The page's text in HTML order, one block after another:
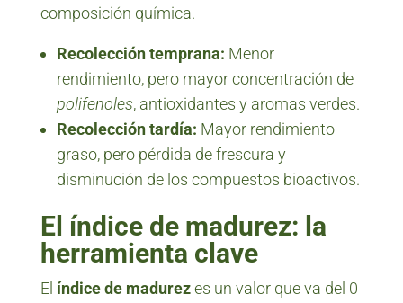
composición química.
Recolección temprana: Menor
rendimiento, pero mayor concentración de
polifenoles, antioxidantes y aromas verdes.
Recolección tardía: Mayor rendimiento
graso, pero pérdida de frescura y
disminución de los compuestos bioactivos.
El índice de madurez: la
herramienta clave
El índice de madurezes un valor que va del 0